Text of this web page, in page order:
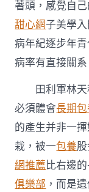
著頭，感覺自
甜心網子美學
病年紀逐步年
病率有直接關系
田利軍林
必須體會長期
的產生并非一
栽，被一包養
網推薦比右邊
俱樂部 ，而是